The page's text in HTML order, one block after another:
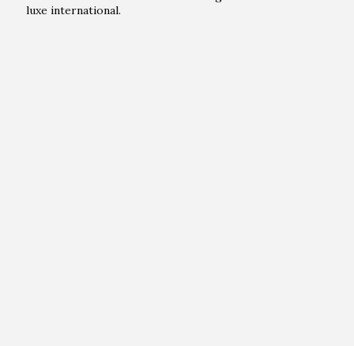
luxe international.